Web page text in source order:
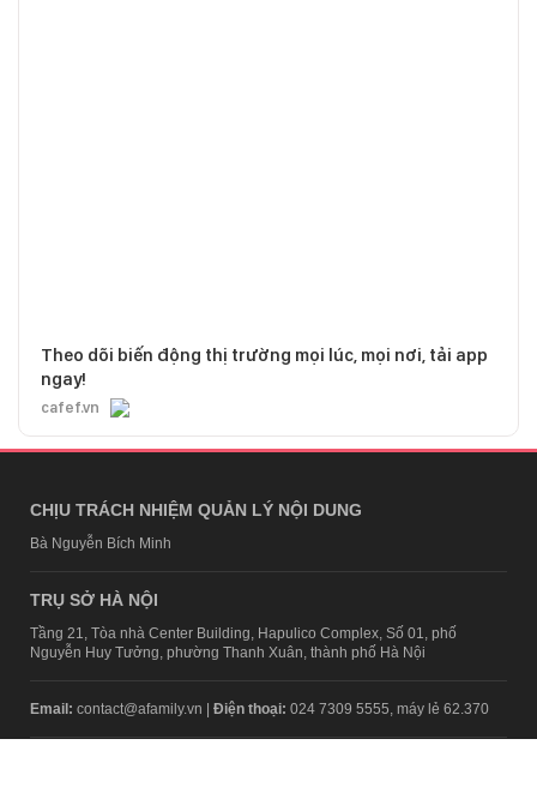
Theo dõi biến động thị trường mọi lúc, mọi nơi, tải app
ngay!
cafef.vn
CHỊU TRÁCH NHIỆM QUẢN LÝ NỘI DUNG
Bà Nguyễn Bích Minh
TRỤ SỞ HÀ NỘI
Tầng 21, Tòa nhà Center Building, Hapulico Complex, Số 01, phố
Nguyễn Huy Tưởng, phường Thanh Xuân, thành phố Hà Nội
Email: contact@afamily.vn | Điện thoại: 024 7309 5555, máy lẻ 62.370